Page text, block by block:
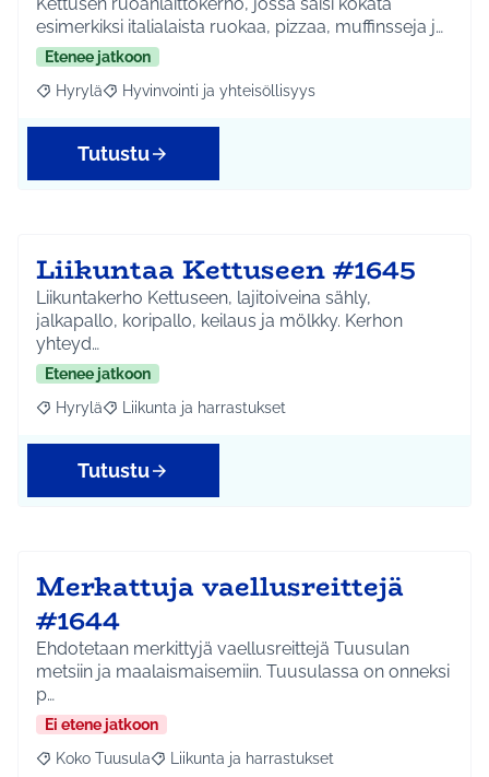
esimerkiksi italialaista ruokaa, pizzaa, muffinsseja j…
Etenee jatkoon
Rajaa tulokset aihepiirin mukaan: Hyrylä
Hyrylä Rajaa tulokset teeman mukaan: Hyvinvointi ja
Hyvinvointi ja yhteisöllisyys
Tutustu
Liikuntaa Kettuseen #1645
Liikuntakerho Kettuseen, lajitoiveina sähly,
jalkapallo, koripallo, keilaus ja mölkky. Kerhon
yhteyd…
Etenee jatkoon
Rajaa tulokset aihepiirin mukaan: Hyrylä
Hyrylä Rajaa tulokset teeman mukaan: Liikunta ja
Liikunta ja harrastukset
Tutustu
Merkattuja vaellusreittejä
#1644
Ehdotetaan merkittyjä vaellusreittejä Tuusulan
metsiin ja maalaismaisemiin. Tuusulassa on onneksi
p…
Ei etene jatkoon
Rajaa tulokset aihepiirin mukaan: Koko Tuusula
Koko Tuusula Rajaa tulokset teeman mukaan: Liikunta ja
Liikunta ja harrastukset